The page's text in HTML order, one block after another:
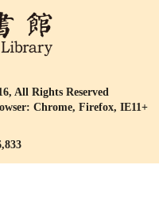
All Rights Reserved
Chrome, Firefox, IE11+